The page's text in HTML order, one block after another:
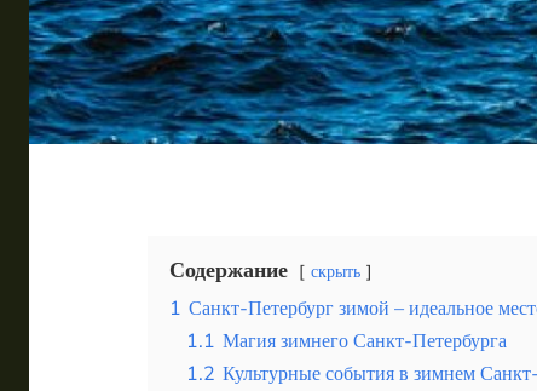
Таиланд
Турция
Шри-Ланка
МореСодержание скрыть
1 Санкт-Петербург зимой – идеальное
1.1 Магия зимнего Санкт-Петербурга
1.2 Культурные события в зимнем